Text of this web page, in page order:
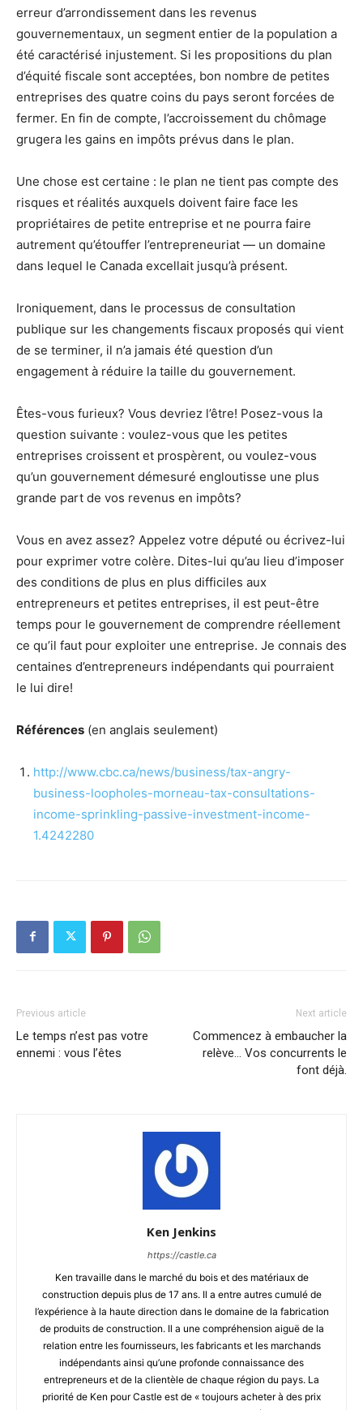
erreur d’arrondissement dans les revenus
gouvernementaux, un segment entier de la population a
été caractérisé injustement. Si les propositions du plan
d’équité fiscale sont acceptées, bon nombre de petites
entreprises des quatre coins du pays seront forcées de
fermer. En fin de compte, l’accroissement du chômage
grugera les gains en impôts prévus dans le plan.
Une chose est certaine : le plan ne tient pas compte des
risques et réalités auxquels doivent faire face les
propriétaires de petite entreprise et ne pourra faire
autrement qu’étouffer l’entrepreneuriat — un domaine
dans lequel le Canada excellait jusqu’à présent.
Ironiquement, dans le processus de consultation
publique sur les changements fiscaux proposés qui vient
de se terminer, il n’a jamais été question d’un
engagement à réduire la taille du gouvernement.
Êtes-vous furieux? Vous devriez l’être! Posez-vous la
question suivante : voulez-vous que les petites
entreprises croissent et prospèrent, ou voulez-vous
qu’un gouvernement démesuré engloutisse une plus
grande part de vos revenus en impôts?
Vous en avez assez? Appelez votre député ou écrivez-lui
pour exprimer votre colère. Dites-lui qu’au lieu d’imposer
des conditions de plus en plus difficiles aux
entrepreneurs et petites entreprises, il est peut-être
temps pour le gouvernement de comprendre réellement
ce qu’il faut pour exploiter une entreprise. Je connais des
centaines d’entrepreneurs indépendants qui pourraient
le lui dire!
Références (en anglais seulement)
http://www.cbc.ca/news/business/tax-angry-
business-loopholes-morneau-tax-consultations-
income-sprinkling-passive-investment-income-
1.4242280
Previous article
Le temps n’est pas votre
ennemi : vous l’êtes
Next article
Commencez à embaucher la
relève… Vos concurrents le
font déjà.
Ken Jenkins
https://castle.ca
Ken travaille dans le marché du bois et des matériaux de
construction depuis plus de 17 ans. Il a entre autres cumulé de
l’expérience à la haute direction dans le domaine de la fabrication
de produits de construction. Il a une compréhension aiguë de la
relation entre les fournisseurs, les fabricants et les marchands
indépendants ainsi qu’une profonde connaissance des
entrepreneurs et de la clientèle de chaque région du pays. La
priorité de Ken pour Castle est de « toujours acheter à des prix